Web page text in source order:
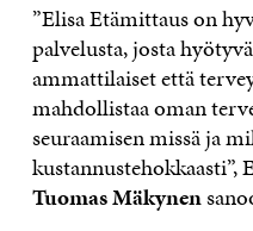
”Elisa Etämittaus on
palvelusta, josta
ammattilaiset että
mahdollistaa oman
seuraamisen missä ja
Tuomas Mäkynen